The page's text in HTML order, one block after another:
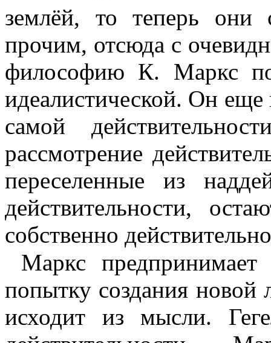
землёй, то теперь они
прочим, отсюда с
философию К. Маркс
идеали­стической. Он еще
самой
рассмотрение
переселенные из
действительности,
собст­венно
Маркс
попытку создания новой
исходит из мысли.